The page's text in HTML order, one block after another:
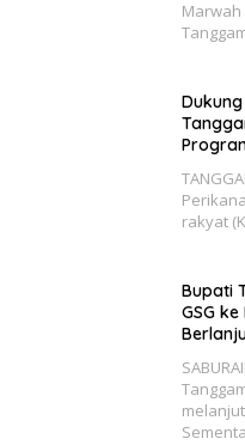
Marwah
rakyat
Bupati
GSG